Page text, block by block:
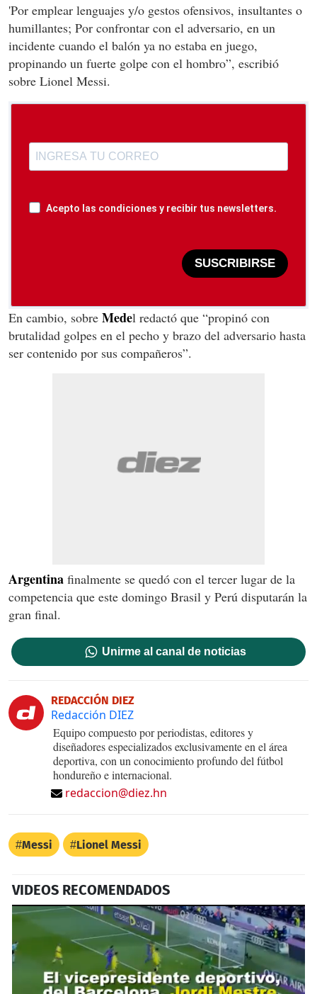
'Por emplear lenguajes y/o gestos ofensivos, insultantes o
humillantes; Por confrontar con el adversario, en un
incidente cuando el balón ya no estaba en juego,
propinando un fuerte golpe con el hombro”, escribió
sobre Lionel Messi.
Acepto las condiciones y recibir tus newsletters.
SUSCRIBIRSE
En cambio, sobre Medel redactó que “propinó con
brutalidad golpes en el pecho y brazo del adversario hasta
ser contenido por sus compañeros”.
Argentina finalmente se quedó con el tercer lugar de la
competencia que este domingo Brasil y Perú disputarán la
gran final.
Unirme al canal de noticias
REDACCIÓN DIEZ
Redacción DIEZ
Equipo compuesto por periodistas, editores y
diseñadores especializados exclusivamente en el área
deportiva, con un conocimiento profundo del fútbol
hondureño e internacional.
redaccion@diez.hn
Messi Lionel Messi
VIDEOS RECOMENDADOS